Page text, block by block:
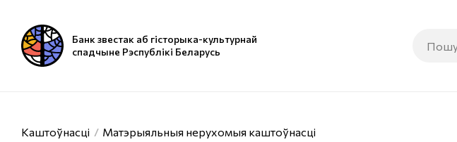
Банк звестак аб гісторыка-культурнай
спадчыне Рэспублікі Беларусь
Каштоўнасці Матэрыяльныя нерухомыя каштоўнасці